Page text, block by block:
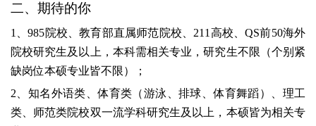
二、期待的你
1、985院校、教育部直属师范院校、211高校、QS前50海外
院校研究生及以上，本科需相关专业，研究生不限（个别紧
缺岗位本硕专业皆不限）；
2、 知名外语类、体育类 （游泳、排球、体育舞蹈）
理工
类 、师范类院校双一流学科研究生及以上，本硕皆为相关专